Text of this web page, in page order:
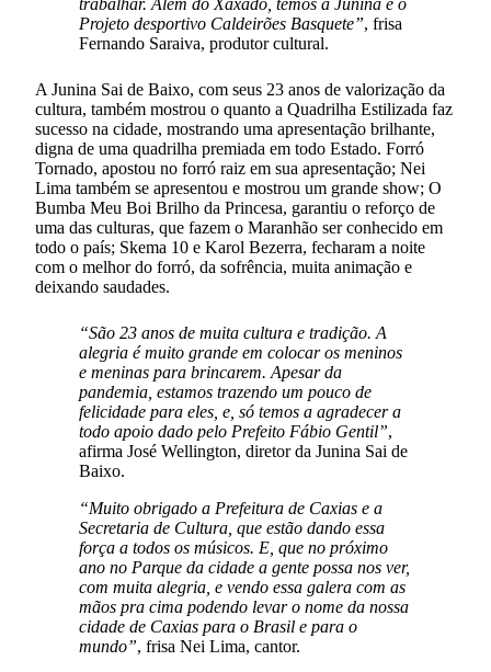
Projeto desportivo Caldeirões Basquete”, frisa
Fernando Saraiva, produtor cultural.
A Junina Sai de Baixo, com seus 23 anos de valorização da
cultura, também mostrou o quanto a Quadrilha Estilizada faz
sucesso na cidade, mostrando uma apresentação brilhante,
digna de uma quadrilha premiada em todo Estado. Forró
Tornado, apostou no forró raiz em sua apresentação; Nei
Lima também se apresentou e mostrou um grande show; O
Bumba Meu Boi Brilho da Princesa, garantiu o reforço de
uma das culturas, que fazem o Maranhão ser conhecido em
todo o país; Skema 10 e Karol Bezerra, fecharam a noite
com o melhor do forró, da sofrência, muita animação e
deixando saudades.
“São 23 anos de muita cultura e tradição. A
alegria é muito grande em colocar os meninos
e meninas para brincarem. Apesar da
pandemia, estamos trazendo um pouco de
felicidade para eles, e, só temos a agradecer a
todo apoio dado pelo Prefeito Fábio Gentil”,
afirma José Wellington, diretor da Junina Sai de
Baixo.
“Muito obrigado a Prefeitura de Caxias e a
Secretaria de Cultura, que estão dando essa
força a todos os músicos. E, que no próximo
ano no Parque da cidade a gente possa nos ver,
com muita alegria, e vendo essa galera com as
mãos pra cima podendo levar o nome da nossa
cidade de Caxias para o Brasil e para o
mundo”, frisa Nei Lima, cantor.